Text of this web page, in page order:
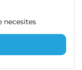
necesites